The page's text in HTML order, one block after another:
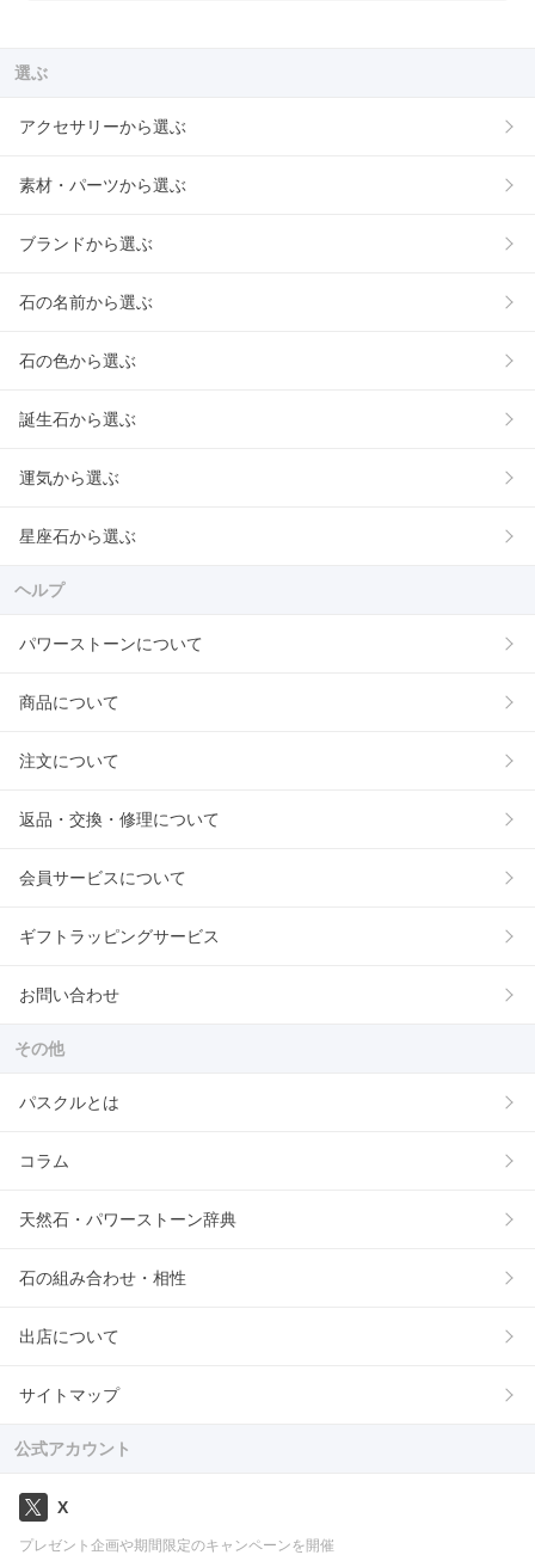
選ぶ
アクセサリーから選ぶ
素材・パーツから選ぶ
ブランドから選ぶ
石の名前から選ぶ
石の色から選ぶ
誕生石から選ぶ
運気から選ぶ
星座石から選ぶ
ヘルプ
パワーストーンについて
商品について
注文について
返品・交換・修理について
会員サービスについて
ギフトラッピングサービス
お問い合わせ
その他
パスクルとは
コラム
天然石・パワーストーン辞典
石の組み合わせ・相性
出店について
サイトマップ
公式アカウント
X
プレゼント企画や期間限定のキャンペーンを開催